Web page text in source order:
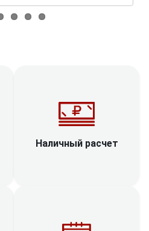
Наличный расчет